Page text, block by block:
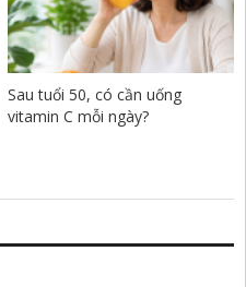
Sau tuổi 50, có cần uống
vitamin C mỗi ngày?